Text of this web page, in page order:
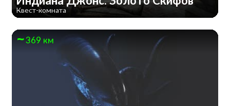
Квест-комната
369 км